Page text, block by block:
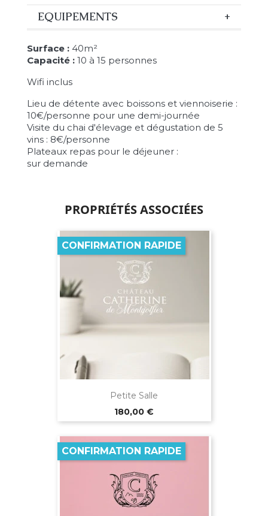
EQUIPEMENTS
Surface : 40m²
Capacité : 10 à 15 personnes
Wifi inclus
Lieu de détente avec boissons et viennoiserie :
10€/personne pour une demi-journée
Visite du chai d'élevage et dégustation de 5
vins : 8€/personne
Plateaux repas pour le déjeuner :
sur demande
PROPRIÉTÉS ASSOCIÉES
Petite Salle
Prix
180,00 €
CONFIRMATION RAPIDE
CONFIRMATION RAPIDE